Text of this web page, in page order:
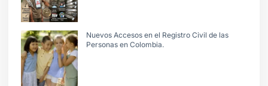
Nuevos Accesos en el Registro Civil de las
Personas en Colombia.